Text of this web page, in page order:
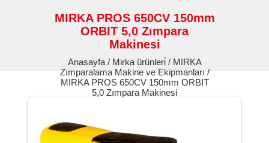
MIRKA PROS 650CV 150mm
ORBIT 5,0 Zımpara
Makinesi
Anasayfa / Mirka ürünleri̇ / MIRKA
Zımparalama Makine ve Ekipmanları /
MIRKA PROS 650CV 150mm ORBIT
5,0 Zımpara Makinesi